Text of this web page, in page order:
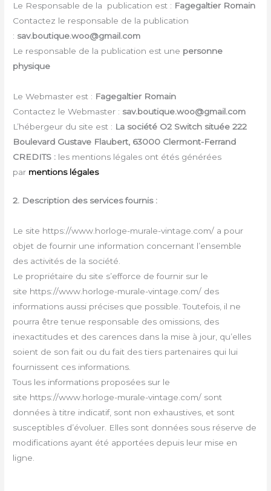
Le Responsable de la publication est : Fagegaltier Romain
Contactez le responsable de la publication
: sav.boutique.woo@gmail.com
Le responsable de la publication est une personne
physique
Le Webmaster est : Fagegaltier Romain
Contactez le Webmaster : sav.boutique.woo@gmail.com
L’hébergeur du site est : La société O2 Switch située 222
Boulevard Gustave Flaubert, 63000 Clermont-Ferrand
CREDITS : les mentions légales ont étés générées
par mentions légales
2. Description des services fournis :
Le site https://www.horloge-murale-vintage.com/ a pour
objet de fournir une information concernant l’ensemble
des activités de la société.
Le propriétaire du site s’efforce de fournir sur le
site https://www.horloge-murale-vintage.com/ des
informations aussi précises que possible. Toutefois, il ne
pourra être tenue responsable des omissions, des
inexactitudes et des carences dans la mise à jour, qu’elles
soient de son fait ou du fait des tiers partenaires qui lui
fournissent ces informations.
Tous les informations proposées sur le
site https://www.horloge-murale-vintage.com/ sont
données à titre indicatif, sont non exhaustives, et sont
susceptibles d’évoluer. Elles sont données sous réserve de
modifications ayant été apportées depuis leur mise en
ligne.